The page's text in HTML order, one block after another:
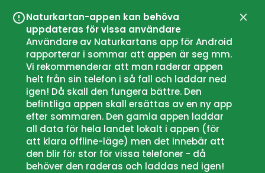
Naturkartan-appen kan behöva
uppdateras för vissa användare
Användare av Naturkartans app för Android
rapporterar i sommar att appen är seg mm.
Vi rekommenderar att man raderar appen
helt från sin telefon i så fall och laddar ned
igen! Då skall den fungera bättre. Den
befintliga appen skall ersättas av en ny app
efter sommaren. Den gamla appen laddar
all data för hela landet lokalt i appen (för
att klara offline-läge) men det innebär att
den blir för stor för vissa telefoner - då
behöver den raderas och laddas ned igen!